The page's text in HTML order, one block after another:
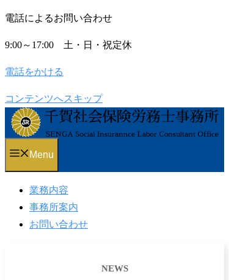
電話によるお問い合わせ
9:00～17:00 土・日・祝定休
電話をかける
コンテンツへスキップ
Menu
業務内容
事務所案内
お問い合わせ
NEWS